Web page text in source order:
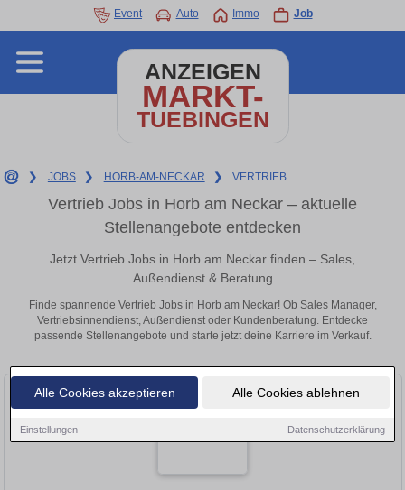
Alle Cookies akzeptieren Alle Cookies ablehnen
Einstellungen Datenschutzerklärung
Event Auto Immo Job
ANZEIGEN
MARKT-
TUEBINGEN
❯ JOBS ❯ HORB-AM-NECKAR ❯ VERTRIEB
Vertrieb Jobs in Horb am Neckar – aktuelle
Stellenangebote entdecken
Jetzt Vertrieb Jobs in Horb am Neckar finden – Sales,
Außendienst & Beratung
Finde spannende Vertrieb Jobs in Horb am Neckar! Ob Sales Manager,
Vertriebsinnendienst, Außendienst oder Kundenberatung. Entdecke
passende Stellenangebote und starte jetzt deine Karriere im Verkauf.